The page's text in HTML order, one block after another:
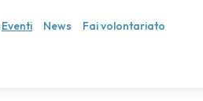
Eventi News Fai volontariato